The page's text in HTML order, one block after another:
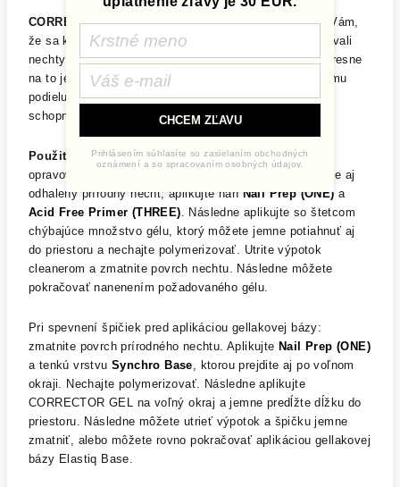
CORRECTOR GELjednoznačne potrebujete! Stalo sa Vám,
že sa klientke ulomila špička nechtu, alebo ste potrebovali
nechty jemne predĺžiť rýchlo a bez použitia šablóny? Presne
na to je náš CORRECTOR GEL určený. Vďaka vysokému
podielu sklených vláken a skvelej samovyrovnávajúcej
schopnosti doplníte gél presne tam, kde potrebujete.
Použitie:
Pri korekcii a zmene tvaru: zmatnite povrch
opravovaného nechtu. (Ak sa v ulomenej časti vyskytuje aj
odhalený prírodný necht, aplikujte naň Nail Prep (ONE) a
Acid Free Primer (THREE) . Následne aplikujte so štetcom
chýbajúce množstvo gélu, ktorý môžete jemne potiahnuť aj
do priestoru a nechajte polymerizovať. Utrite výpotok
cleanerom a zmatnite povrch nechtu. Následne môžete
pokračovať nanenením požadovaného gélu.
Pri spevnení špičiek pred aplikáciou gellakovej bázy:
zmatnite povrch prírodného nechtu. Aplikujte Nail Prep (ONE)
a tenkú vrstvu Synchro Base , ktorou prejdite aj po voľnom
okraji. Nechajte polymerizovať. Následne aplikujte
CORRECTOR GEL na voľný okraj a jemne predĺžte dĺžku do
priestoru. Následne môžete utrieť výpotok a špičku jemne
zmatniť, alebo môžete rovno pokračovať aplikáciou gellakovej
bázy Elastiq Base.
CHCEM ZĽAVU
Prihlásením súhlasíte so zasielaním obchodných
oznámení a so spracovaním osobných údajov.